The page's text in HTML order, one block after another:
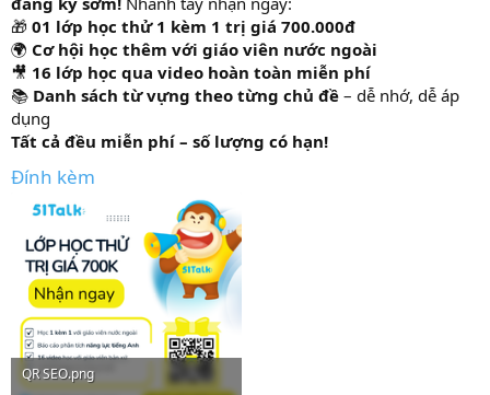
🎁 01 lớp học thử 1 kèm 1 trị giá 700.000đ
🌍 Cơ hội học thêm với giáo viên nước ngoài
🎥 16 lớp học qua video hoàn toàn miễn phí
📚 Danh sách từ vựng theo từng chủ đề – dễ nhớ, dễ áp
dụng
Tất cả đều miễn phí – số lượng có hạn!
Đính kèm
QR SEO.png